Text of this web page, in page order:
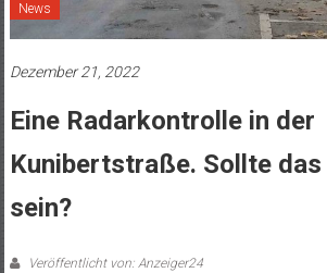
News
Dezember 21, 2022
Eine Radarkontrolle in der
Kunibertstraße. Sollte
sein?
Veröffentlicht von: Anzeiger24